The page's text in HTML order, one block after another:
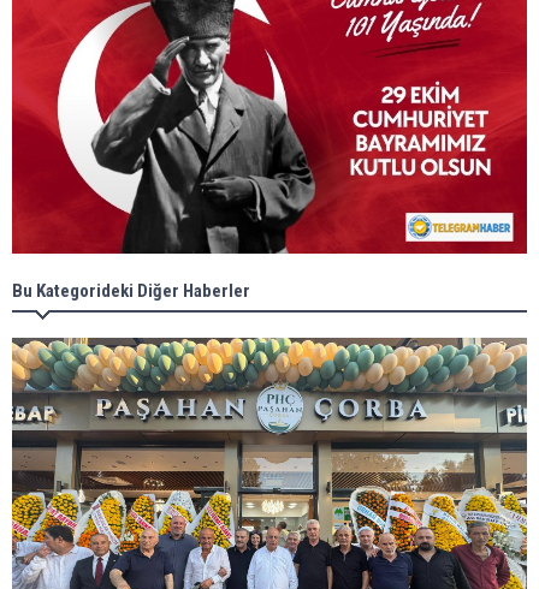
Bu Kategorideki Diğer Haberler